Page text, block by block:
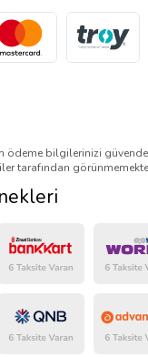
ödeme bilgilerinizi
tarafından